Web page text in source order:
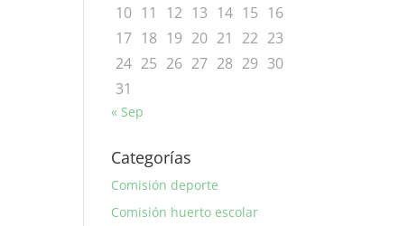
10 11 12 13 14 15 16
17 18 19 20 21 22 23
24 25 26 27 28 29 30
31
« Sep
Categorías
Comisión deporte
Comisión huerto escolar